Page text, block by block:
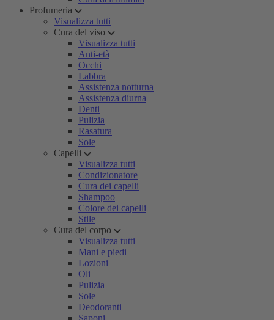
Profumeria
Visualizza tutti
Cura del viso
Visualizza tutti
Anti-età
Occhi
Labbra
Assistenza notturna
Assistenza diurna
Denti
Pulizia
Rasatura
Sole
Capelli
Visualizza tutti
Condizionatore
Cura dei capelli
Shampoo
Colore dei capelli
Stile
Cura del corpo
Visualizza tutti
Mani e piedi
Lozioni
Oli
Pulizia
Sole
Deodoranti
Saponi